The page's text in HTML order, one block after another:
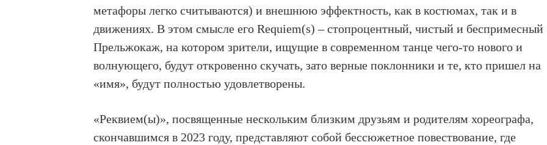
метафоры легко считываются) и внешнюю эффектность, как в костюмах, так и в
движениях. В этом смысле его Requiem(s) – стопроцентный, чистый и беспримесный
Прельжокаж, на котором зрители, ищущие в современном танце чего-то нового и
волнующего, будут откровенно скучать, зато верные поклонники и те, кто пришел на
«имя», будут полностью удовлетворены.
«Реквием(ы)», посвященные нескольким близким друзьям и родителям хореографа,
скончавшимся в 2023 году, представляют собой бессюжетное повествование, где